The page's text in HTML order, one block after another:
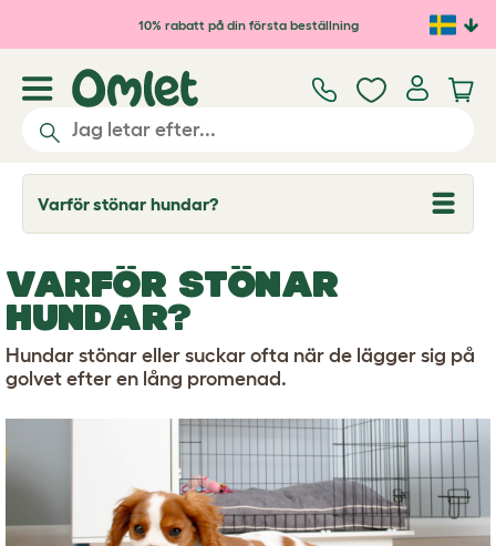
Hoppa till huvudinnehåll
10% rabatt på din första beställning
Varför stönar hundar?
T
o
l
e
d
r
o
d
w
VARFÖR STÖNAR
HUNDAR?
Hundar stönar eller suckar ofta när de lägger sig på
golvet efter en lång promenad.